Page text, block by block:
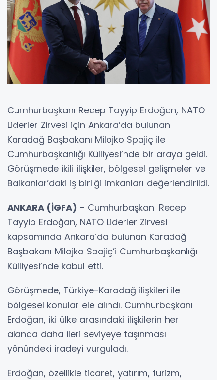
Cumhurbaşkanı Recep Tayyip Erdoğan, NATO
Liderler Zirvesi için Ankara’da bulunan
Karadağ Başbakanı Milojko Spajiç ile
Cumhurbaşkanlığı Külliyesi’nde bir araya geldi.
Görüşmede ikili ilişkiler, bölgesel gelişmeler ve
Balkanlar’daki iş birliği imkanları değerlendirildi.
ANKARA (İGFA) - Cumhurbaşkanı Recep
Tayyip Erdoğan, NATO Liderler Zirvesi
kapsamında Ankara’da bulunan Karadağ
Başbakanı Milojko Spajiç’i Cumhurbaşkanlığı
Külliyesi’nde kabul etti.
Görüşmede, Türkiye-Karadağ ilişkileri ile
bölgesel konular ele alındı. Cumhurbaşkanı
Erdoğan, iki ülke arasındaki ilişkilerin her
alanda daha ileri seviyeye taşınması
yönündeki iradeyi vurguladı.
Erdoğan, özellikle ticaret, yatırım, turizm,